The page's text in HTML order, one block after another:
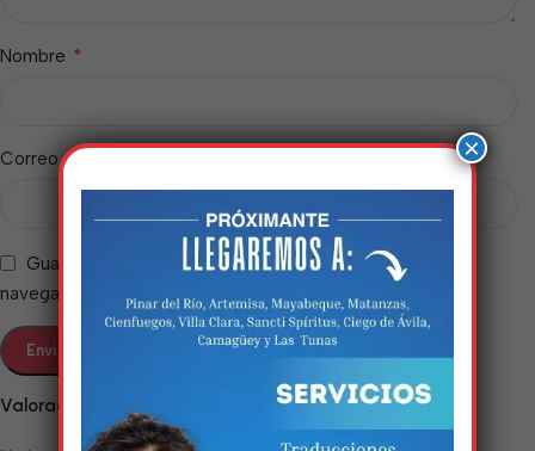
Valoraciones
Nombre *
Correo electrónico
Guarda mi nombre, correo electrónico y web en este
navegador para la próxima vez que comente.
×
Estamos trabalhando
nisso!
Em breve, esta página estará